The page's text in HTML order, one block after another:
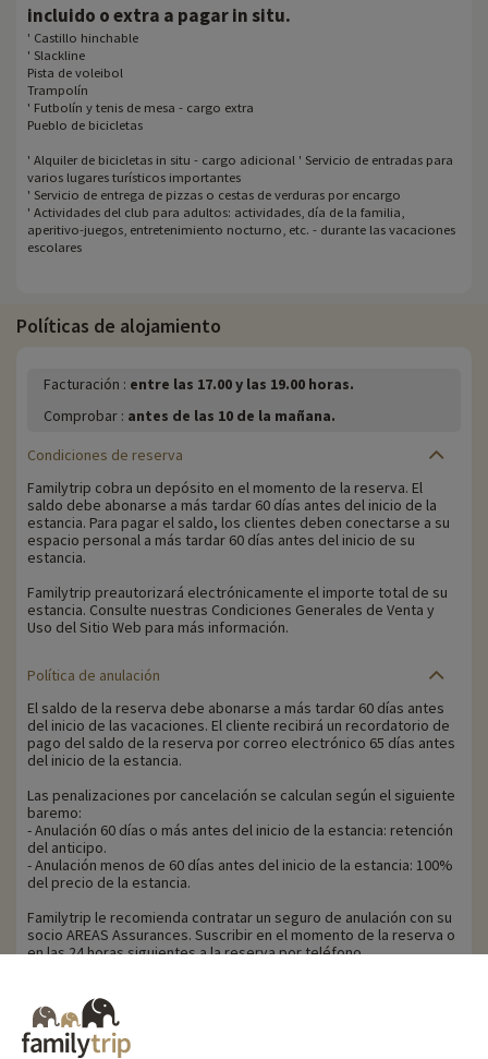
incluido o extra a pagar in situ.
' Castillo hinchable
' Slackline
Pista de voleibol
Trampolín
' Futbolín y tenis de mesa - cargo extra
Pueblo de bicicletas
' Alquiler de bicicletas in situ - cargo adicional ' Servicio de entradas para
varios lugares turísticos importantes
' Servicio de entrega de pizzas o cestas de verduras por encargo
' Actividades del club para adultos: actividades, día de la familia,
aperitivo-juegos, entretenimiento nocturno, etc. - durante las vacaciones
escolares
Políticas de alojamiento
Facturación : entre las 17.00 y las 19.00 horas.
Comprobar : antes de las 10 de la mañana.
Condiciones de reserva
Familytrip cobra un depósito en el momento de la reserva. El
saldo debe abonarse a más tardar 60 días antes del inicio de la
estancia. Para pagar el saldo, los clientes deben conectarse a su
espacio personal a más tardar 60 días antes del inicio de su
estancia.
Familytrip preautorizará electrónicamente el importe total de su
estancia. Consulte nuestras Condiciones Generales de Venta y
Uso del Sitio Web para más información.
Política de anulación
El saldo de la reserva debe abonarse a más tardar 60 días antes
del inicio de las vacaciones. El cliente recibirá un recordatorio de
pago del saldo de la reserva por correo electrónico 65 días antes
del inicio de la estancia.
Las penalizaciones por cancelación se calculan según el siguiente
baremo:
- Anulación 60 días o más antes del inicio de la estancia: retención
del anticipo.
- Anulación menos de 60 días antes del inicio de la estancia: 100%
del precio de la estancia.
Familytrip le recomienda contratar un seguro de anulación con su
socio AREAS Assurances. Suscribir en el momento de la reserva o
en las 24 horas siguientes a la reserva por teléfono.
anulación, VACAF retirará su ayuda y se aplicarán las
penalizaciones por anulación anteriormente mencionadas sobre
el importe total de la estancia.